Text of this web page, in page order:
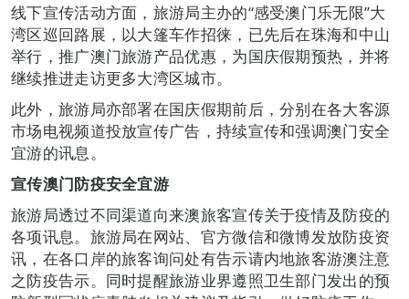
线下宣传活动方面，旅游局主办的“感受澳门乐无限”大
湾区巡回路展，以大篷车作招徕，已先后在珠海和中山
举行，推广澳门旅游产品优惠，为国庆假期预热，并将
继续推进走访更多大湾区城市。
此外，旅游局亦部署在国庆假期前后，分别在各大客源
市场电视频道投放宣传广告，持续宣传和强调澳门安全
宜游的讯息。
宣传澳门防疫安全宜游
旅游局透过不同渠道向来澳旅客宣传关于疫情及防疫的
各项讯息。旅游局在网站、官方微信和微博发放防疫资
讯，在各口岸的旅客询问处有告示请内地旅客游澳注意
之防疫告示。同时提醒旅游业界遵照卫生部门发出的预